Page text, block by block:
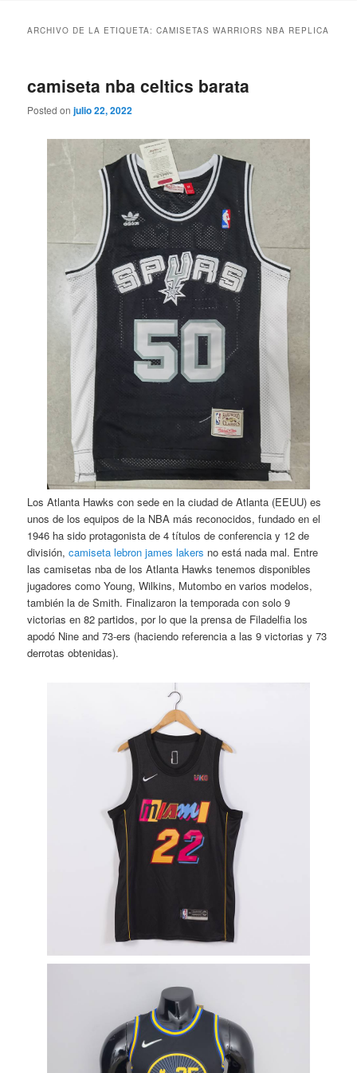
ARCHIVO DE LA ETIQUETA:CAMISETAS WARRIORS NBA REPLICA
camiseta nba celtics barata
Posted onjulio 22, 2022
Los Atlanta Hawks con sede en la ciudad de Atlanta (EEUU) es
unos de los equipos de la NBA más reconocidos, fundado en el
1946 ha sido protagonista de 4 títulos de conferencia y 12 de
división,camiseta lebron james lakers no está nada mal. Entre
las camisetas nba de los Atlanta Hawks tenemos disponibles
jugadores como Young, Wilkins, Mutombo en varios modelos,
también la de Smith. Finalizaron la temporada con solo 9
victorias en 82 partidos, por lo que la prensa de Filadelfia los
apodó Nine and 73-ers (haciendo referencia a las 9 victorias y 73
derrotas obtenidas).